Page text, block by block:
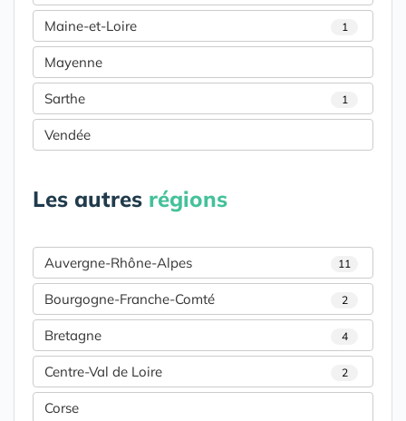
Maine-et-Loire 1
Mayenne
Sarthe 1
Vendée
Les autres régions
Auvergne-Rhône-Alpes 11
Bourgogne-Franche-Comté 2
Bretagne 4
Centre-Val de Loire 2
Corse